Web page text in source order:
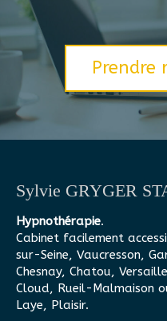
Prendre
Sylvie GRYGER
Hypnothérapie.
Cabinet facilement
sur-Seine, Vaucresson,
Chesnay, Chatou,
Cloud, Rueil-Malmaison
Laye, Plaisir.